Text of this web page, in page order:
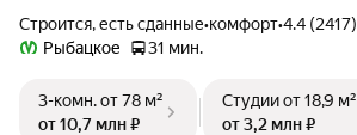
Строится, есть сданные•комфорт•4.4 (2417)
Рыбацкое
31 мин.
3-комн.от 78 м²
от 10,7 млн ₽
Студииот 18,9 м²
от 3,2 млн ₽